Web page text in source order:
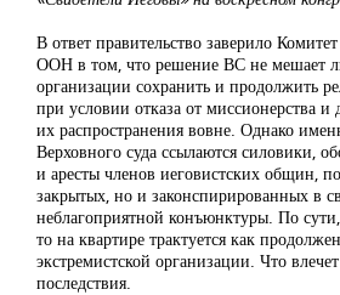
В ответ правительство заверило
ООН в том, что решение ВС не мешает
организации сохранить и продолжить
при условии отказа от миссионерства и
их распространения вовне. Однако
Верховного суда ссылаются силовики,
и аресты членов иеговистских общин,
закрытых, но и законспирированных в
неблагоприятной конъюнктуры. По
то на квартире трактуется как
экстремистской организации. Что
последствия.